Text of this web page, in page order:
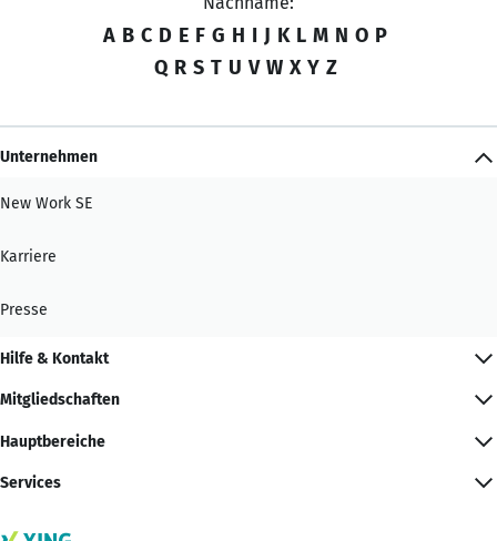
A B C D E F G H I J K L M N O P
Q R S T U V W X Y Z
Unternehmen
New Work SE
Karriere
Presse
Hilfe & Kontakt
Mitgliedschaften
Hauptbereiche
Services